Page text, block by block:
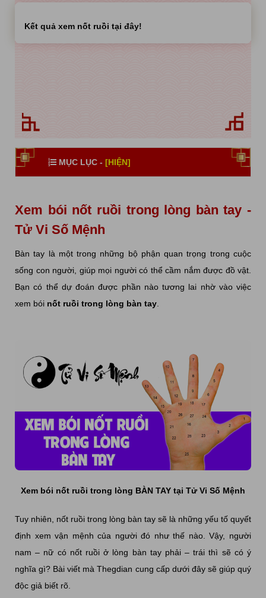
Kết quả xem nốt ruồi tại đây!
MỤC LỤC - [HIỆN]
Xem bói nốt ruồi trong lòng bàn tay -
Tử Vi Số Mệnh
Bàn tay là một trong những bộ phận quan trọng trong cuộc
sống con người, giúp mọi người có thể cầm nắm được đồ vật.
Bạn có thể dự đoán được phần nào tương lai nhờ vào việc
xem bói nốt ruồi trong lòng bàn tay
Xem bói nốt ruồi trong lòng BÀN TAY tại Tử Vi Số Mệnh
Tuy nhiên, nốt ruồi trong lòng bàn tay sẽ là những yếu tố quyết
định xem vận mệnh của người đó như thế nào. Vậy, người
nam – nữ có nốt ruồi ở lòng bàn tay phải – trái thì sẽ có ý
nghĩa gì? Bài viết mà Thegdian cung cấp dưới đây sẽ giúp quý
độc giả biết rõ.